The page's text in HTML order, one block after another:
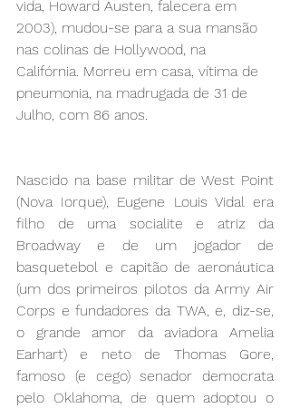
vida, Howard Austen, falecera em
2003), mudou-se para a sua mansão
nas colinas de Hollywood, na
Califórnia. Morreu em casa, vítima de
pneumonia, na madrugada de 31 de
Julho, com 86 anos.
Nascido na base militar de West Point
(Nova Iorque), Eugene Louis Vidal era
filho de uma socialite e atriz da
Broadway e de um jogador de
basquetebol e capitão de aeronáutica
(um dos primeiros pilotos da Army Air
Corps e fundadores da TWA, e, diz-se,
o grande amor da aviadora Amelia
Earhart) e neto de Thomas Gore,
famoso (e cego) senador democrata
pelo Oklahoma, de quem adoptou o